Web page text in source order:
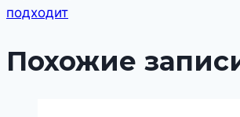
подходит
Похожие